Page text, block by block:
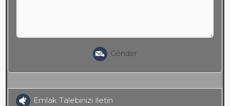
Gönder
Emlak Talebinizi İletin